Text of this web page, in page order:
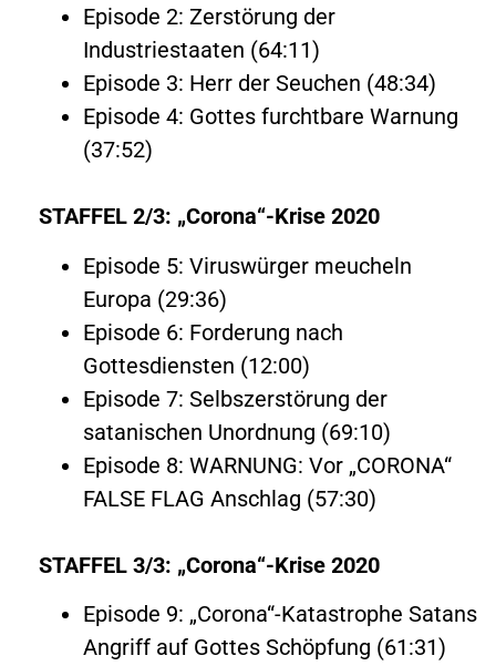
Episode 2: Zerstörung der
Industriestaaten (64:11)
Episode 3: Herr der Seuchen (48:34)
Episode 4: Gottes furchtbare Warnung
(37:52)
STAFFEL 2/3: „Corona“-Krise 2020
Episode 5: Viruswürger meucheln
Europa (29:36)
Episode 6: Forderung nach
Gottesdiensten (12:00)
Episode 7: Selbszerstörung der
satanischen Unordnung (69:10)
Episode 8: WARNUNG: Vor „CORONA“
FALSE FLAG Anschlag (57:30)
STAFFEL 3/3: „Corona“-Krise 2020
Episode 9: „Corona“-Katastrophe Satans
Angriff auf Gottes Schöpfung (61:31)